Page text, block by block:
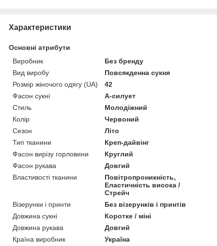
Характеристики
Основні атрибути
Виробник
Без бренду
Вид виробу
Повсякденна сукня
Розмір жіночого одягу (UA)
42
Фасон сукні
А-силует
Стиль
Молодіжний
Колір
Червоний
Сезон
Літо
Тип тканини
Креп-дайвінг
Фасон вирізу горловини
Круглий
Фасон рукава
Довгий
Властивості тканини
Повітропроникність,
Еластичність висока /
Стрейч
Візерунки і принти
Без візерунків і принтів
Довжина сукні
Коротке / міні
Довжина рукава
Довгий
Країна виробник
Україна